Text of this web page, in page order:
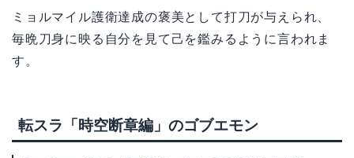
ミョルマイル護衛達成の褒美として打刀が与えられ、
毎晩刀身に映る自分を見て己を鑑みるように言われま
す。
転スラ「時空断章編」のゴブエモン